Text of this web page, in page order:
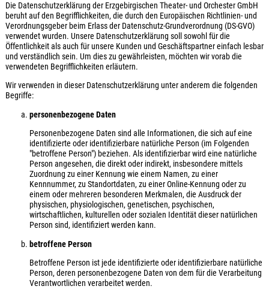
Die Datenschutzerklärung der Erzgebirgischen Theater- und Orchester GmbH
beruht auf den Begrifflichkeiten, die durch den Europäischen Richtlinien- und
Verordnungsgeber beim Erlass der Datenschutz-Grundverordnung (DS-GVO)
verwendet wurden. Unsere Datenschutzerklärung soll sowohl für die
Öffentlichkeit als auch für unsere Kunden und Geschäftspartner einfach lesbar
und verständlich sein. Um dies zu gewährleisten, möchten wir vorab die
verwendeten Begrifflichkeiten erläutern.
Wir verwenden in dieser Datenschutzerklärung unter anderem die folgenden
Begriffe:
personenbezogene Daten
Personenbezogene Daten sind alle Informationen, die sich auf eine
identifizierte oder identifizierbare natürliche Person (im Folgenden
"betroffene Person") beziehen. Als identifizierbar wird eine natürliche
Person angesehen, die direkt oder indirekt, insbesondere mittels
Zuordnung zu einer Kennung wie einem Namen, zu einer
Kennnummer, zu Standortdaten, zu einer Online-Kennung oder zu
einem oder mehreren besonderen Merkmalen, die Ausdruck der
physischen, physiologischen, genetischen, psychischen,
wirtschaftlichen, kulturellen oder sozialen Identität dieser natürlichen
Person sind, identifiziert werden kann.
betroffene Person
Betroffene Person ist jede identifizierte oder identifizierbare natürliche
Person, deren personenbezogene Daten von dem für die Verarbeitung
Verantwortlichen verarbeitet werden.